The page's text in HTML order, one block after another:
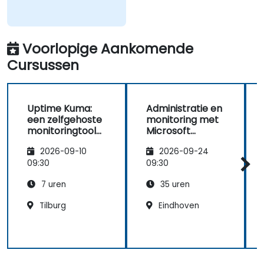
Voorlopige Aankomende
Cursussen
Uptime Kuma:
een zelfgehoste
monitoringtool
voor Datadog en
Pingdom
2026-09-10
09:30
7 uren
Tilburg
Administratie en
monitoring met
Microsoft
Operations
Manager
2026-09-24
09:30
35 uren
Eindhoven